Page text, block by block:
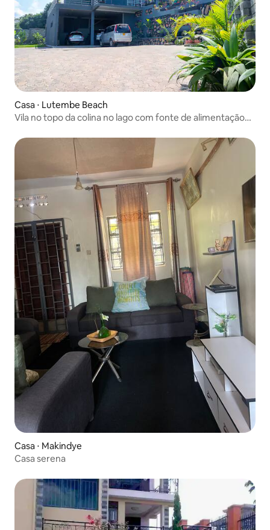
Casa ⋅ Lutembe Beach
Vila no topo da colina no lago com fonte de alimentação
Casa ⋅ Makindye
Casa serena